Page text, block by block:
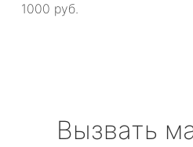
1000 руб.
Вызвать